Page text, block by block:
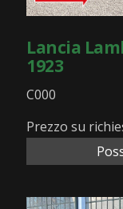
Lancia
1923
C000
Prezzo su